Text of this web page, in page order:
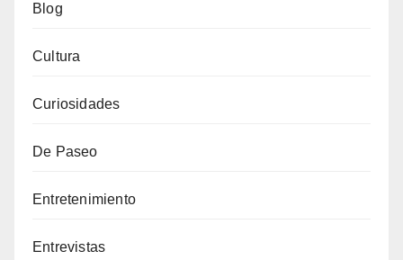
Blog
Cultura
Curiosidades
De Paseo
Entretenimiento
Entrevistas